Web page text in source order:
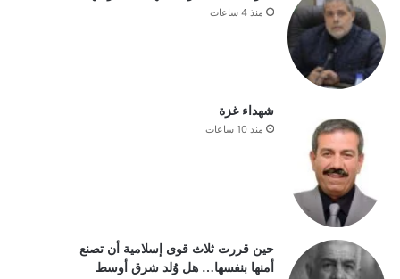
منذ 4 ساعات
شهداء غزة
منذ 10 ساعات
حين قررت ثلاث قوى إسلامية أن تصنع
أمنها بنفسها… هل وُلد شرق أوسط